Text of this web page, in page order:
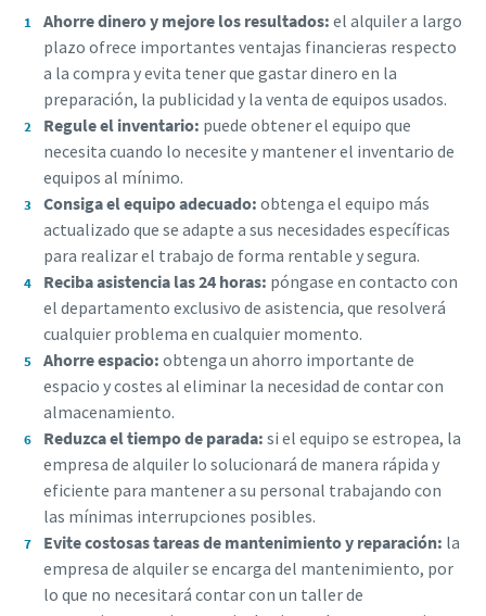
Ahorre dinero y mejore los resultados: el alquiler a largo
plazo ofrece importantes ventajas financieras respecto
a la compra y evita tener que gastar dinero en la
preparación, la publicidad y la venta de equipos usados.
Regule el inventario: puede obtener el equipo que
necesita cuando lo necesite y mantener el inventario de
equipos al mínimo.
Consiga el equipo adecuado: obtenga el equipo más
actualizado que se adapte a sus necesidades específicas
para realizar el trabajo de forma rentable y segura.
Reciba asistencia las 24 horas: póngase en contacto con
el departamento exclusivo de asistencia, que resolverá
cualquier problema en cualquier momento.
Ahorre espacio: obtenga un ahorro importante de
espacio y costes al eliminar la necesidad de contar con
almacenamiento.
Reduzca el tiempo de parada: si el equipo se estropea, la
empresa de alquiler lo solucionará de manera rápida y
eficiente para mantener a su personal trabajando con
las mínimas interrupciones posibles.
Evite costosas tareas de mantenimiento y reparación: la
empresa de alquiler se encarga del mantenimiento, por
lo que no necesitará contar con un taller de